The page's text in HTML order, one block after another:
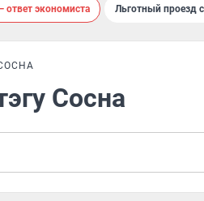
ответ экономиста Льготный проезд
Сосна